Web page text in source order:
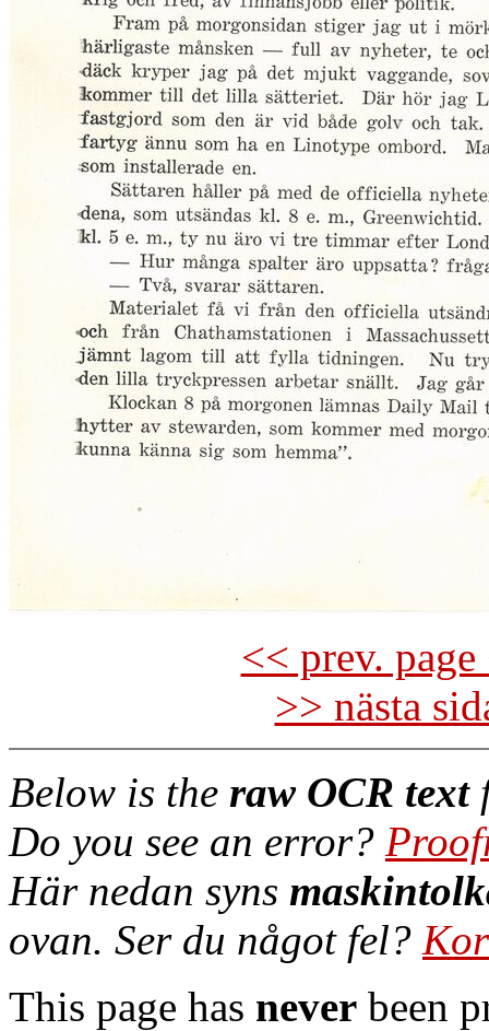
<< prev.
>> nästa
Below is the raw OCR text
Do you see an error?
Här nedan syns
ovan. Ser du något fel?
This page has never been